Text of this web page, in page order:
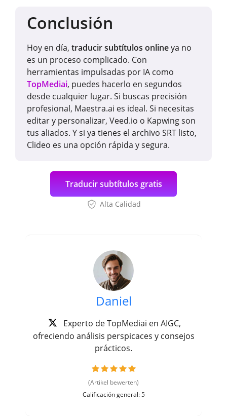
Conclusión
Hoy en día, traducir subtítulos onlineya no
es un proceso complicado. Con
herramientas impulsadas por IA como
TopMediai, puedes hacerlo en segundos
desde cualquier lugar. Si buscas precisión
profesional, Maestra.ai es ideal. Si necesitas
editar y personalizar, Veed.io o Kapwing son
tus aliados. Y si ya tienes el archivo SRT listo,
Clideo es una opción rápida y segura.
Traducir subtítulos gratis
Alta Calidad
Daniel
Experto de TopMediai en AIGC,
ofreciendo análisis perspicaces y consejos
prácticos.
(Artikel bewerten)
Calificación general: 5